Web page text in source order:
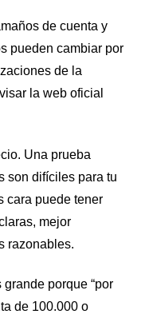
de cuenta y
pueden cambiar por
de la
la web oficial
Una prueba
son difíciles para tu
cara puede tener
mejor
razonables.
porque “por
de 100.000 o